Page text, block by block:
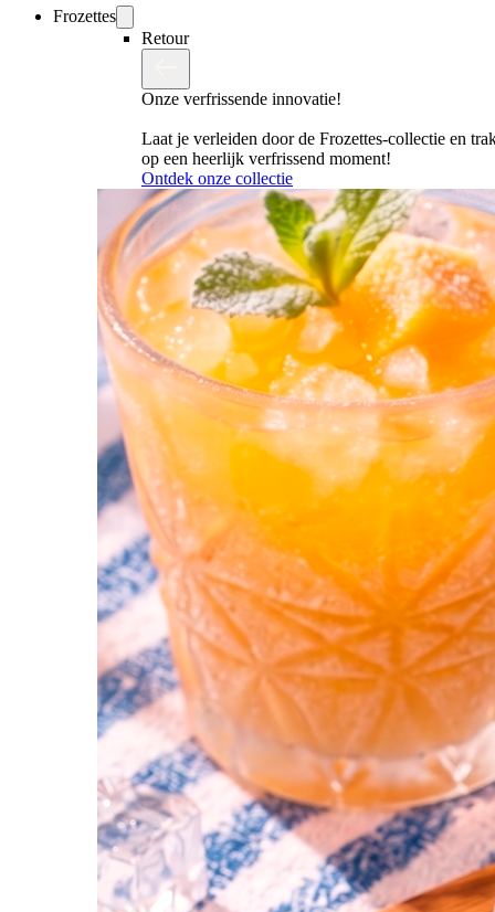
Frozettes
Retour
Onze verfrissende innovatie!
Laat je verleiden door de Frozettes-collectie en
op een heerlijk verfrissend moment!
Ontdek onze collectie